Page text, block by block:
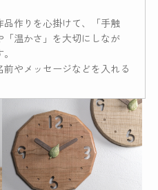
作りを心掛けて、「手触
「温かさ」を大切にしなが
やメッセージなどを入れる